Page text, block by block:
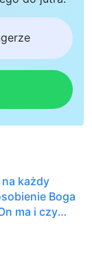
na każdy
Boga
ma i czym